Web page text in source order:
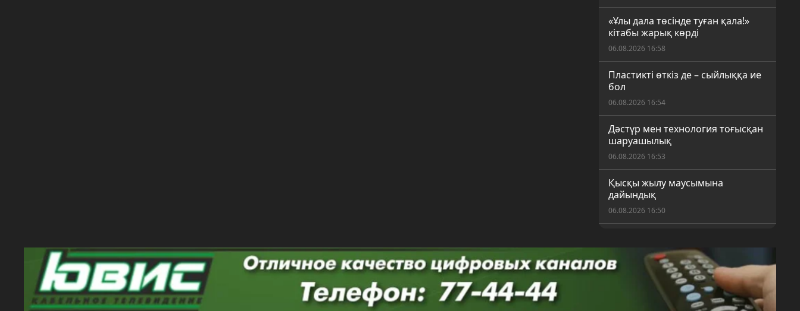
«Ұлы дала төсінде туған қала!»
кітабы жарық көрді
06.08.2026 16:58
Пластикті өткіз де – сыйлыққа ие
бол
06.08.2026 16:54
Дәстүр мен технология тоғысқан
шаруашылық
06.08.2026 16:53
Қысқы жылу маусымына
дайындық
06.08.2026 16:50
ерекше қажеттілігі бар балаларға
арналған жаңа секция ашылды
06.08.2026 16:17
Қарағандылықтар күнді таңғы